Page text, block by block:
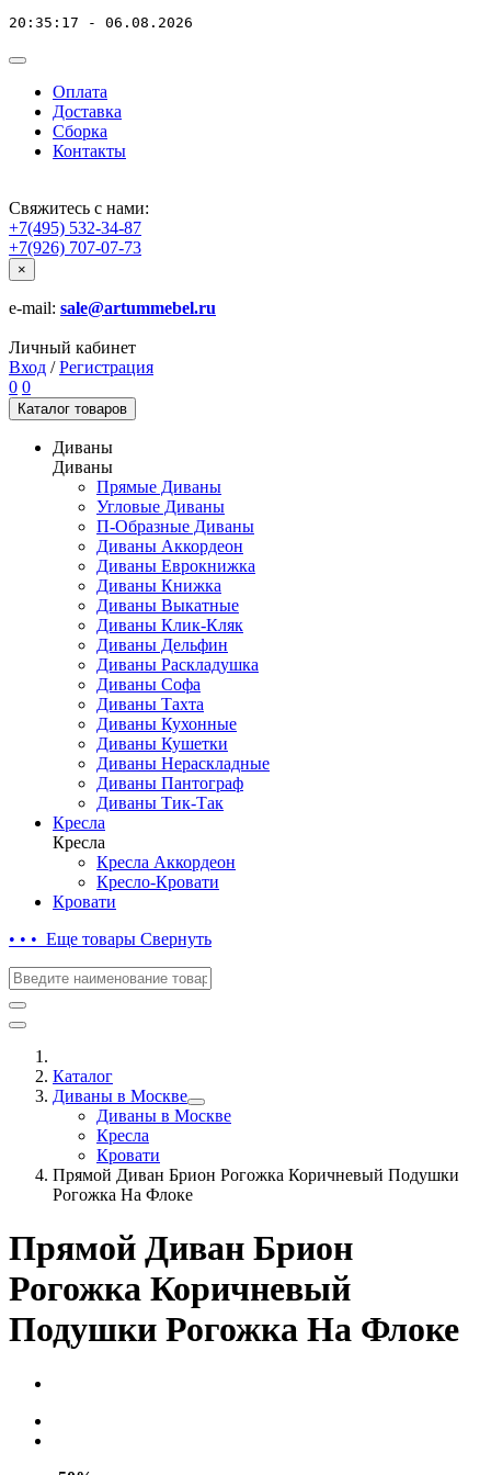
20:35:17 - 06.08.2026
Оплата
Доставка
Сборка
Контакты
Свяжитесь с нами:
+7(495) 532-34-87
+7(926) 707-07-73
×
e-mail: sale@artummebel.ru
Личный кабинет
Вход / Регистрация
0 0
Каталог товаров
Диваны
Диваны
Прямые Диваны
Угловые Диваны
П-Образные Диваны
Диваны Аккордеон
Диваны Еврокнижка
Диваны Книжка
Диваны Выкатные
Диваны Клик-Кляк
Диваны Дельфин
Диваны Раскладушка
Диваны Софа
Диваны Тахта
Диваны Кухонные
Диваны Кушетки
Диваны Нераскладные
Диваны Пантограф
Диваны Тик-Так
Кресла
Кресла
Кресла Аккордеон
Кресло-Кровати
Кровати
• • • Еще товары Свернуть
Каталог
Диваны в Москве
Диваны в Москве
Кресла
Кровати
Прямой Диван Брион Рогожка Коричневый Подушки
Рогожка На Флоке
Прямой Диван Брион
Рогожка Коричневый
Подушки Рогожка На Флоке